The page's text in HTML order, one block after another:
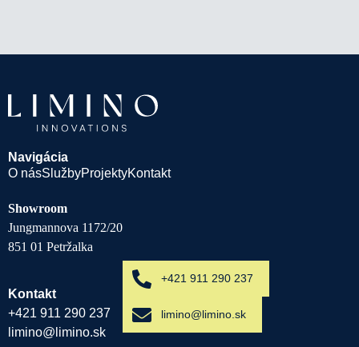
Navigácia
O násSlužbyProjektyKontakt
Showroom
Jungmannova 1172/20
851 01 Petržalka
Kontakt
+421 911 290 237
limino@limino.sk
+421 911 290 237
limino@limino.sk